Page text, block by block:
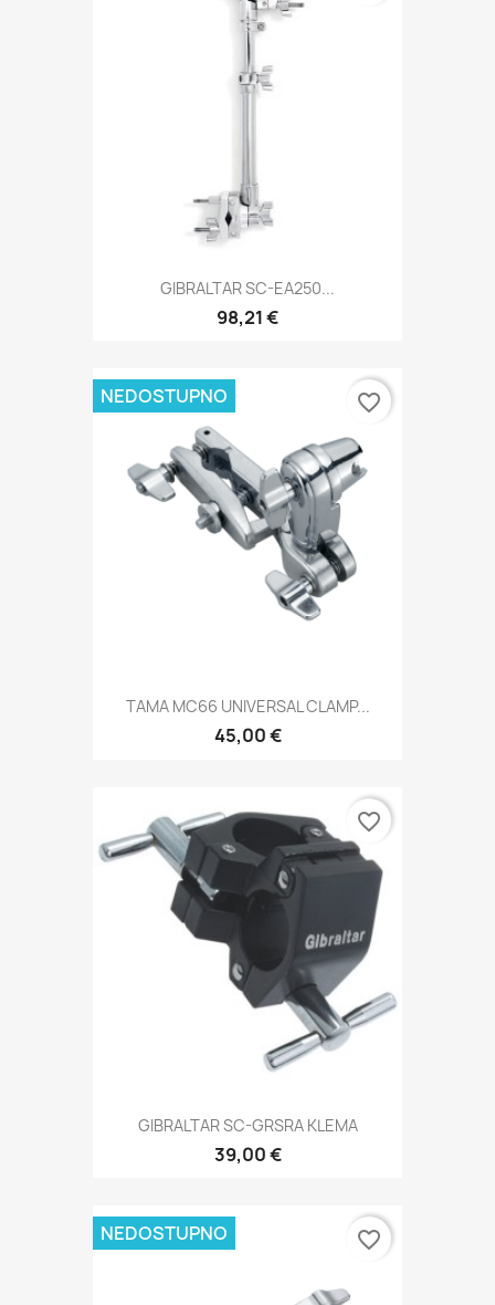
GIBRALTAR SC-EA250...
98,21 €
TAMA MC66 UNIVERSAL CLAMP...
45,00 €
NEDOSTUPNO favorite_border
GIBRALTAR SC-GRSRA KLEMA
39,00 €
favorite_border
NEDOSTUPNO favorite_border